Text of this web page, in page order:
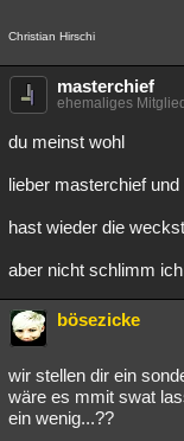
Christian Hirschi
masterchief
ehemaliges Mitglied
du meinst wohl
lieber masterchief
hast wieder die
aber nicht schlimm
bösezicke
wir stellen dir ein
wäre es mmit swat
ein wenig...??